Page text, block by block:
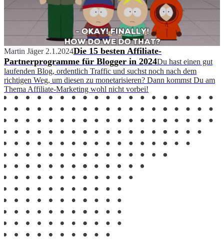
Martin Jäger 2.1.2024Die 15 besten Affiliate-
Partnerprogramme für Blogger in 2024Du hast einen gut
laufenden Blog, ordentlich Traffic und suchst noch nach dem
richtigen Weg, um diesen zu monetarisieren? Dann kommst Du am
Thema Affiliate-Marketing wohl nicht vorbei!